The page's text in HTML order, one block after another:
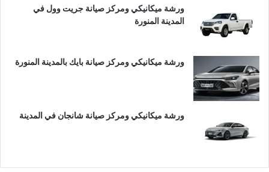
ورشة ميكانيكي ومركز صيانة جريت وول في
المدينة المنورة
ورشة ميكانيكي ومركز صيانة بايك بالمدينة المنورة
ورشة ميكانيكي ومركز صيانة شانجان في المدينة